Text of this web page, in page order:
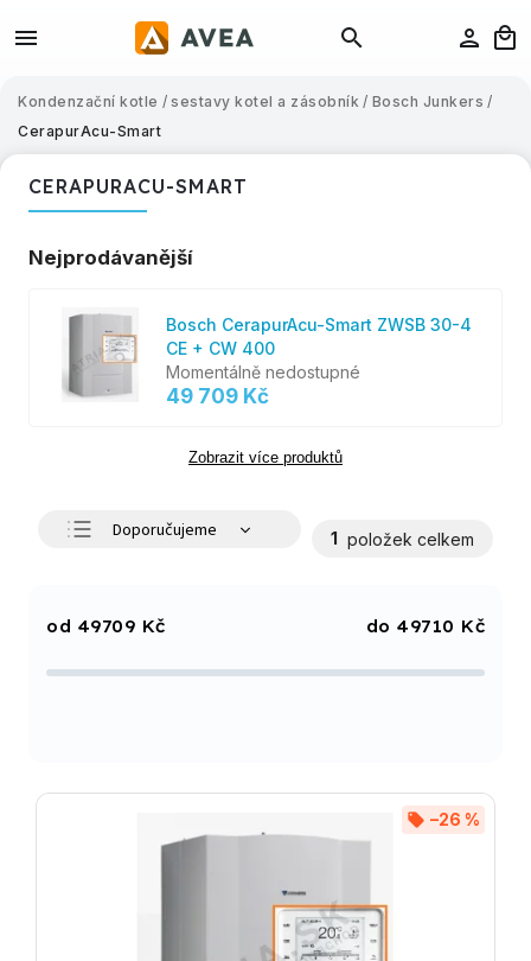
Kondenzační kotle / sestavy kotel a zásobník / Bosch Junkers /
CerapurAcu-Smart
CERAPURACU-SMART
Nejprodávanější
Bosch CerapurAcu-Smart ZWSB 30-4
CE + CW 400
Momentálně nedostupné
49 709 Kč
Zobrazit více produktů
Doporučujeme
Abecedně
1 položek celkem
49709 Kč 49710 Kč
–26 %